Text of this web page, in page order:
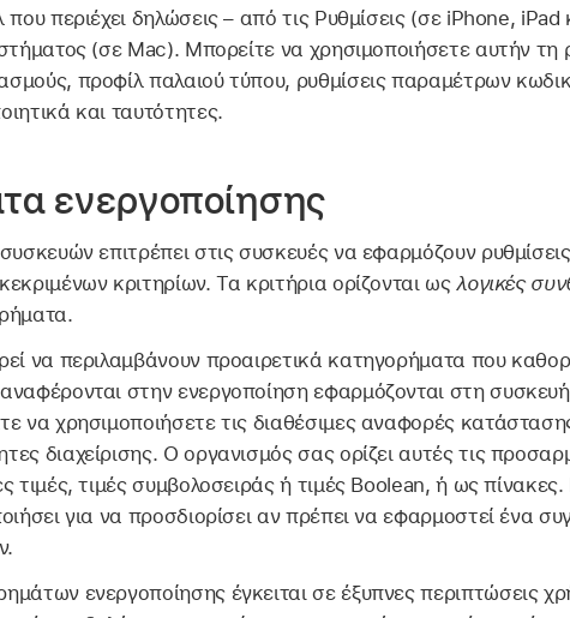
που περιέχει δηλώσεις – από τις Ρυθμίσεις (σε iPhone, iPad
(σε Mac). Μπορείτε να χρησιμοποιήσετε αυτήν τη
προφίλ παλαιού τύπου, ρυθμίσεις παραμέτρων
και ταυτότητες.
ενεργοποίησης
επιτρέπει στις συσκευές να εφαρμόζουν
κριτηρίων. Τα κριτήρια ορίζονται ωςλογικές
να περιλαμβάνουν προαιρετικά κατηγορήματα που
στην ενεργοποίηση εφαρμόζονται στη
να χρησιμοποιήσετε τις διαθέσιμες αναφορές
διαχείρισης. Ο οργανισμός σας ορίζει αυτές τις
τιμές, τιμές συμβολοσειράς ή τιμές Boolean, ή ως
για να προσδιορίσει αν πρέπει να εφαρμοστεί ένα
ενεργοποίησης έγκειται σε έξυπνες περιπτώσεις